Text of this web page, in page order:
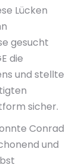
Lücken
gesucht
die
und stellte
sicher.
Conrad
und